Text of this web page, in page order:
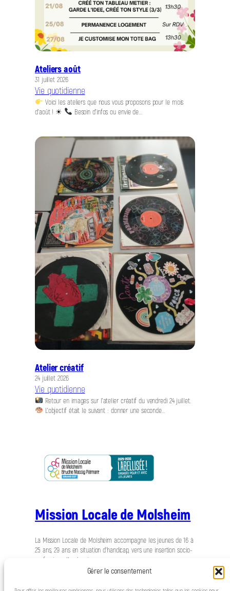
Gérer le consentement
Ateliers août
31 juillet 2026
Vie quotidienne
Voici les ateliers que nous vous proposons pour le mois
d’août ! ☀
Besoin d’infos ou envie de…
Atelier créatif
24 juillet 2026
Vie quotidienne
Retour en images sur l’atelier créatif du vendredi 24 juillet.
L’objectif était le suivant : donner une seconde…
Mission Locale de Molsheim
La Mission Locale de Molsheim accompagne les jeunes de 16 à
25 ans, 29 ans en situation d’handicap, vers une insertion socio-
professionnelle réussie.